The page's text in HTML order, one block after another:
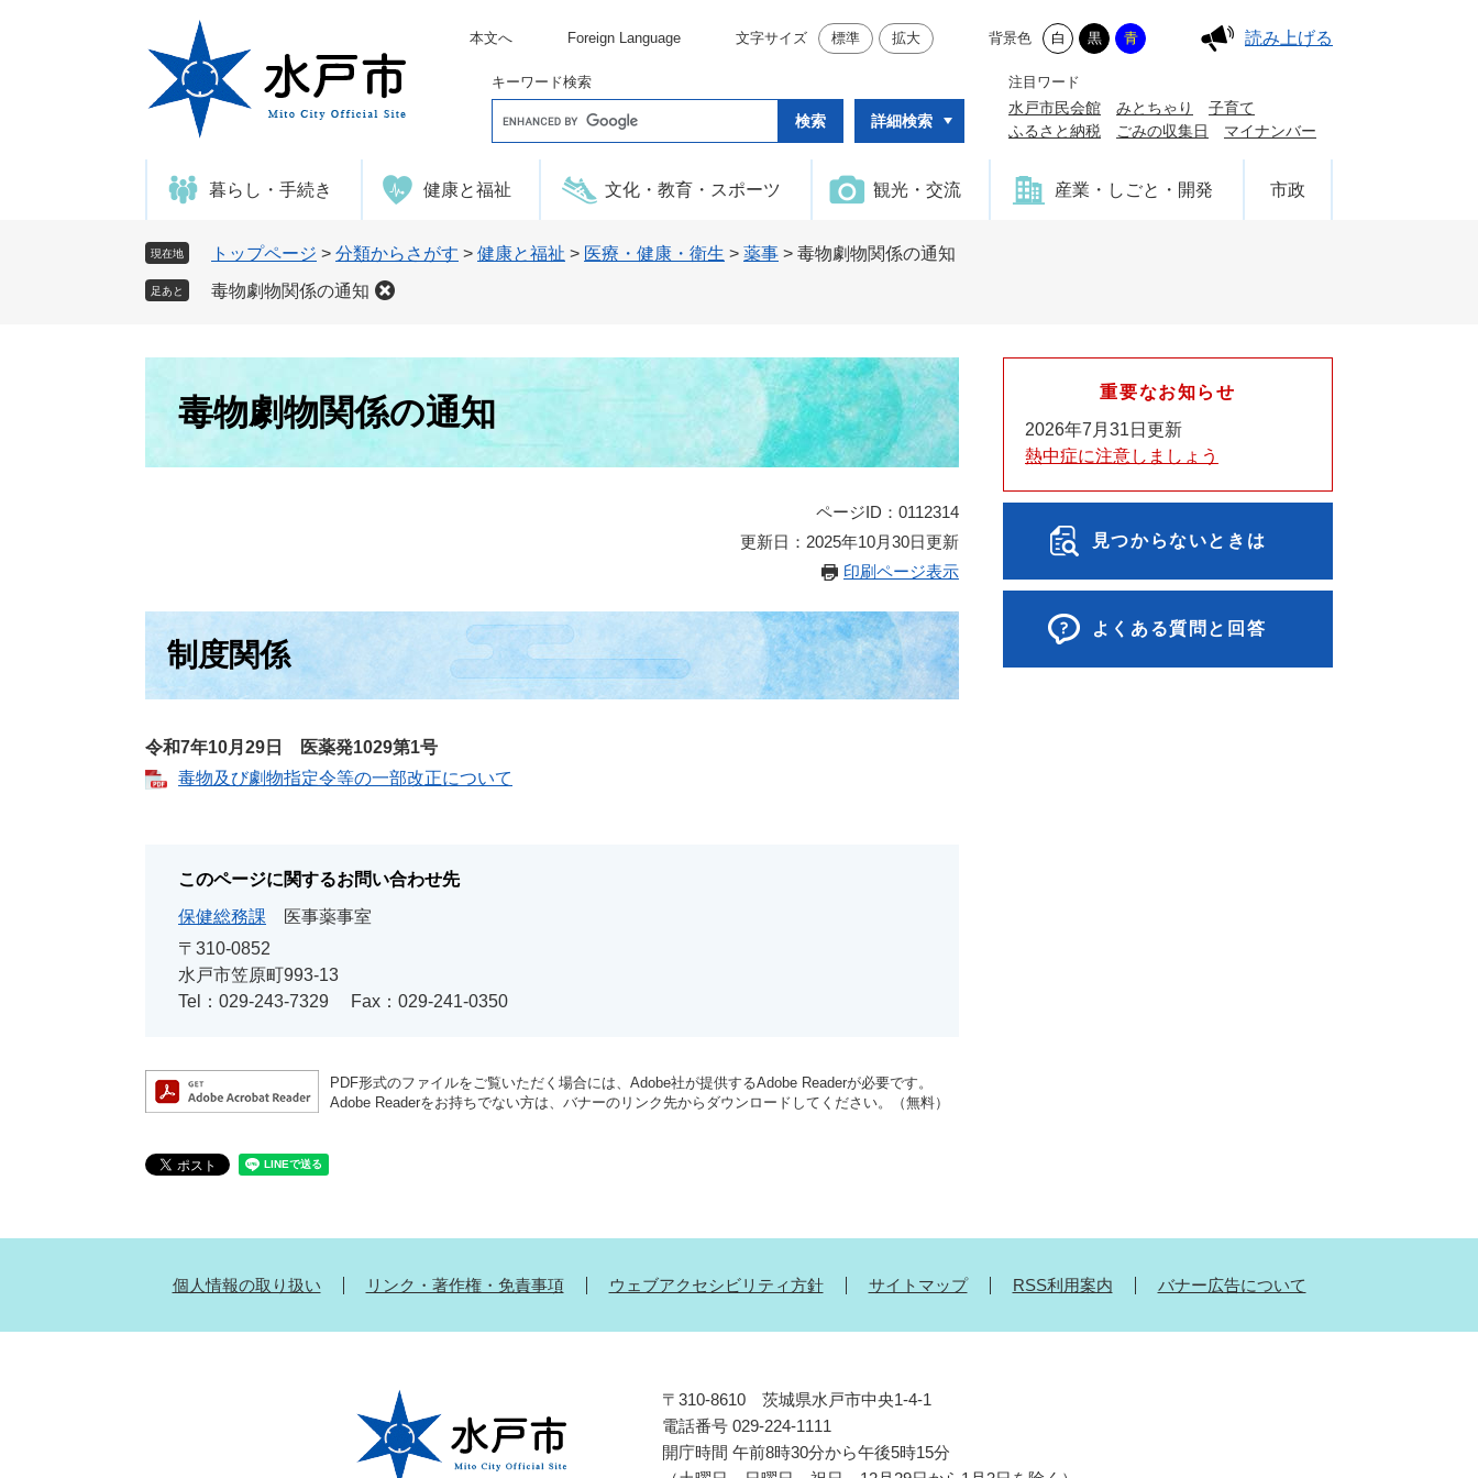
本文へ Foreign Language 文字サイズ 標準 拡大 背景色 白 黒 青 読み上げる
キーワード検索
o
e
タ
ム
詳細検索
注目ワード
水戸市民会館 みとちゃり
子育て
ふるさと納税
ごみの収集日 マイナンバー
暮らし・手続き 健康と福祉 文化・教育・スポーツ 観光・交流 産業・しごと・開発 市政
現在地 トップページ > 分類からさがす > 健康と福祉 > 医療・健康・衛生 > 薬事 > 毒物劇物関係の通知
足あと 毒物劇物関係の通知
毒物劇物関係の通知
ページID：0112314
更新日：2025年10月30日更新
印刷ページ表示
制度関係
令和7年10月29日 医薬発1029第1号
毒物及び劇物指定令等の一部改正について
このページに関するお問い合わせ先
保健総務課
医事薬事室
〒310-0852
水戸市笠原町993-13
Tel：029-243-7329
Fax：029-241-0350
PDF形式のファイルをご覧いただく場合には、Adobe社が提供するAdobe Readerが必要です。
Adobe Readerをお持ちでない方は、バナーのリンク先からダウンロードしてください。（無料）
重要なお知らせ
2026年7月31日更新
熱中症に注意しましょう
見つからないときは
よくある質問と回答
個人情報の取り扱い リンク・著作権・免責事項 ウェブアクセシビリティ方針 サイトマップ RSS利用案内 バナー広告について
〒310-8610 茨城県水戸市中央1-4-1
電話番号 029-224-1111
開庁時間 午前8時30分から午後5時15分